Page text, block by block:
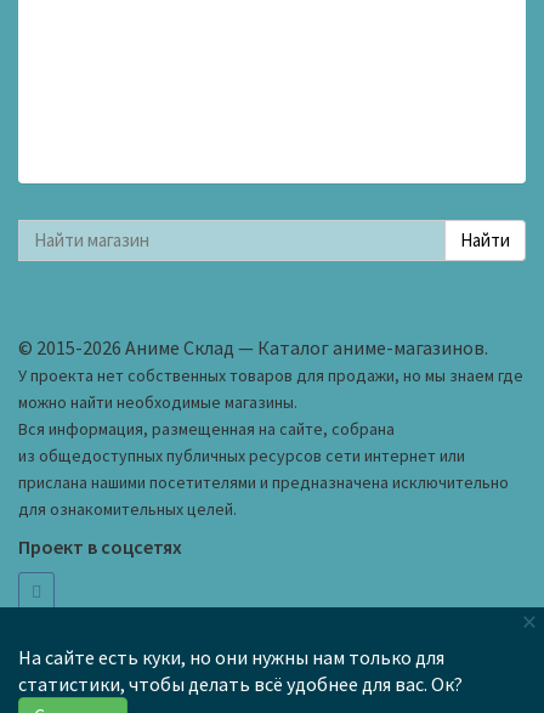
© 2015-2026 Аниме Склад — Каталог аниме-магазинов.
У проекта нет собственных товаров для продажи, но мы знаем где
можно найти необходимые магазины.
Вся информация, размещенная на сайте, собрана
из общедоступных публичных ресурсов сети интернет или
прислана нашими посетителями и предназначена исключительно
для ознакомительных целей.
Проект в соцсетях
hi@anime-wh.ru
Как добавить магазин в каталог
Черный список
Правила сайта Карта сайта
На сайте есть куки, но они нужны нам только для
статистики, чтобы делать всё удобнее для вас. Ок?
×